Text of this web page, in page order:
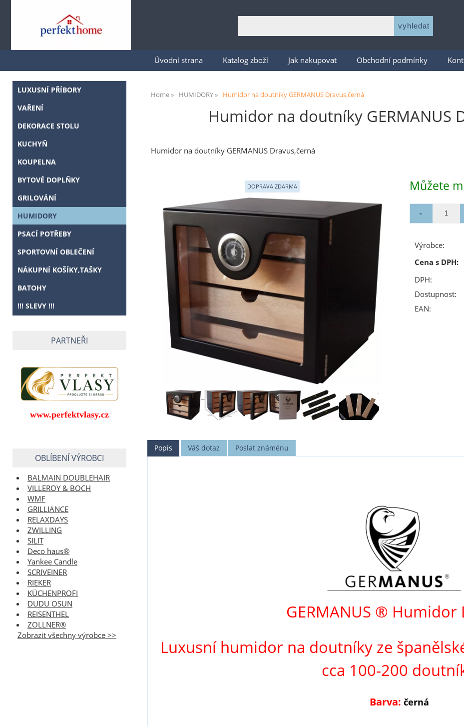
Úvodní strana Katalog zboží Jak nakupovat Obchodní podmínky
Home HUMIDORY Humidor na doutníky GERMANUS Dravus,černá
Humidor na doutníky GERMANUS
Humidor na doutníky GERMANUS Dravus,černá
Můžete
Výrobce:
Cena s DPH:
DPH:
Dostupnost:
EAN:
Popis Váš dotaz Poslat známénu
GERMANUS ® Humidor
Luxusní humidor na doutníky ze
cca 100-200
Barva: černá
LUXUSNÍ PŘÍBORY
VAŘENÍ
DEKORACE STOLU
KUCHYŇ
KOUPELNA
BYTOVÉ DOPLŇKY
GRILOVÁNÍ
HUMIDORY
PSACÍ POTŘEBY
SPORTOVNÍ OBLEČENÍ
NÁKUPNÍ KOŠÍKY,TAŠKY
BATOHY
!!! SLEVY !!!
PARTNEŘI
www.perfektvlasy.cz
OBLÍBENÍ VÝROBCI
BALMAIN DOUBLEHAIR
VILLEROY & BOCH
WMF
GRILLIANCE
RELAXDAYS
ZWILLING
SILIT
Deco haus®
Yankee Candle
SCRIVEINER
RIEKER
KÜCHENPROFI
DUDU OSUN
REISENTHEL
ZOLLNER®
Zobrazit všechny výrobce >>